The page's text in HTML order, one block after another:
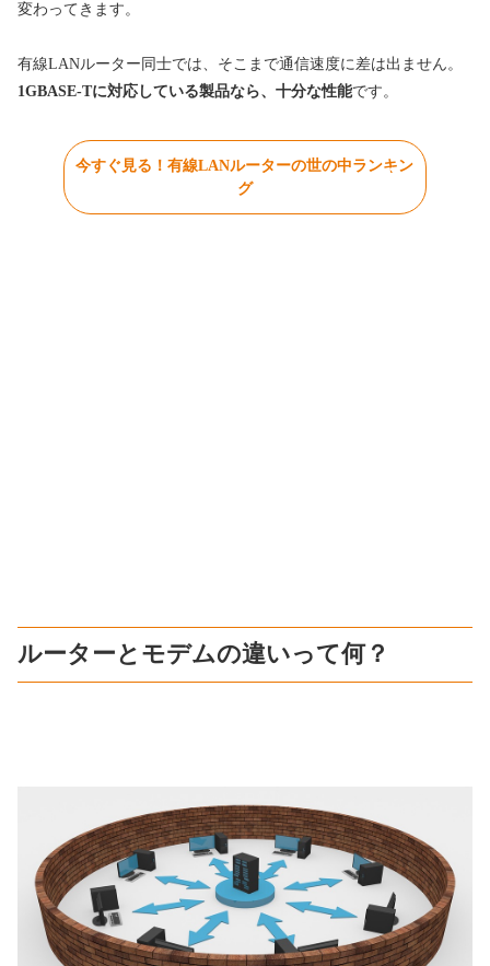
変わってきます。
有線LANルーター同士では、そこまで通信速度に差は出ません。
1GBASE-Tに対応している製品なら、十分な性能です。
今すぐ見る！有線LANルーターの世の中ランキン
グ
ルーターとモデムの違いって何？